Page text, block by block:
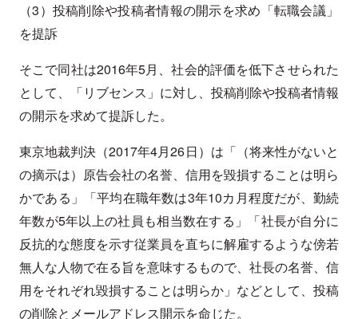
（3）投稿削除や投稿者情報の開示を求め「転職会議」
を提訴
そこで同社は2016年5月、社会的評価を低下させられた
として、「リブセンス」に対し、投稿削除や投稿者情報
の開示を求めて提訴した。
東京地裁判決（2017年4月26日）は「（将来性がないと
の摘示は）原告会社の名誉、信用を毀損することは明ら
かである」「平均在職年数は3年10カ月程度だが、勤続
年数が5年以上の社員も相当数在する」「社長が自分に
反抗的な態度を示す従業員を直ちに解雇するような傍若
無人な人物で在る旨を意味するもので、社長の名誉、信
用をそれぞれ毀損することは明らか」などとして、投稿
の削除とメールアドレス開示を命じた。